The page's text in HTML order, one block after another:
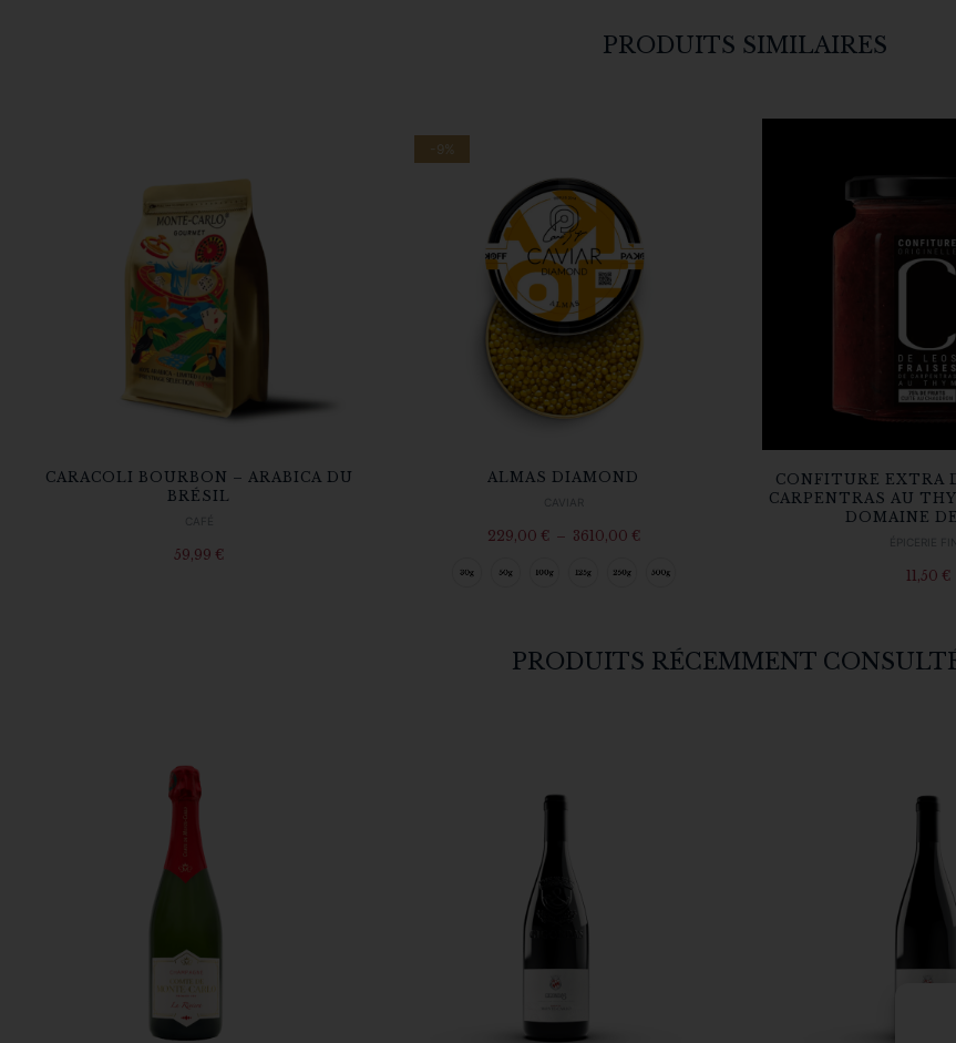
PRODUITS SIMILAIRES
CARACOLI BOURBON – ARABICA DU
BRÉSIL
CAFÉ
59,99 €
-9%
ALMAS DIAMOND
CAVIAR
229,00 € – 3610,00 €
CONFITURE EXTRA
CARPENTRAS AU
DOMAINE
ÉPICERIE
11,50 €
PRODUITS RÉCEMMENT